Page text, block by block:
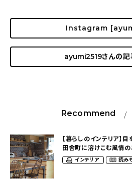
Instagram
ayumi2519さんの
Recommend
【暮らしのインテリア】
田舎町に溶けこむ風情
ん） インテリア 読み